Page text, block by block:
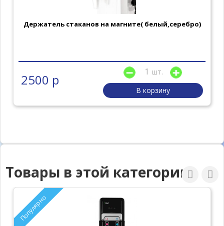
Держатель стаканов на магните( белый,серебро)
2500 р
шт.
В корзину
Товары в этой категории
Популярно